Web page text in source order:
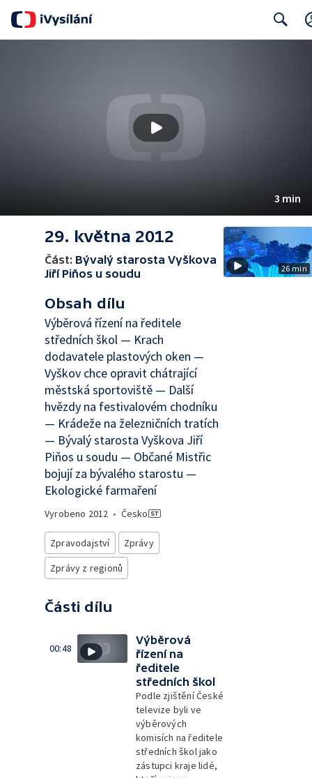
3 min
29. května 2012
Část: Bývalý starosta Vyškova
Jiří Piňos u soudu
Obsah dílu
Výběrová řízení na ředitele
středních škol — Krach
dodavatele plastových oken —
Vyškov chce opravit chátrající
městská sportoviště — Další
hvězdy na festivalovém chodníku
— Krádeže na železničních tratích
— Bývalý starosta Vyškova Jiří
Piňos u soudu — Občané Mistřic
bojují za bývalého starostu —
Ekologické farmaření
Vyrobeno 2012 • Česko
Zpravodajství
Zprávy
Zprávy z regionů
Části dílu
00:48
Výběrová
řízení na
ředitele
středních škol
Podle zjištění České
televize byli ve
výběrových
komisích na ředitele
středních škol jako
zástupci kraje lidé,
26 min